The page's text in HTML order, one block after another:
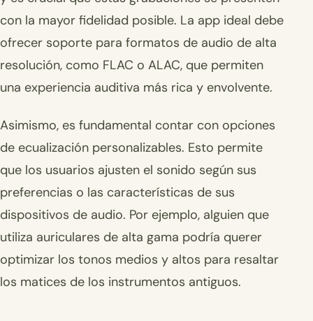
con la mayor fidelidad posible. La app ideal debe
ofrecer soporte para formatos de audio de alta
resolución, como FLAC o ALAC, que permiten
una experiencia auditiva más rica y envolvente.
Asimismo, es fundamental contar con opciones
de ecualización personalizables. Esto permite
que los usuarios ajusten el sonido según sus
preferencias o las características de sus
dispositivos de audio. Por ejemplo, alguien que
utiliza auriculares de alta gama podría querer
optimizar los tonos medios y altos para resaltar
los matices de los instrumentos antiguos.